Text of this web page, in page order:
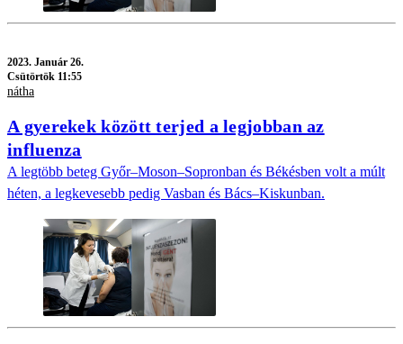
2023. Január 26.
Csütörtök 11:55
nátha
A gyerekek között terjed a legjobban az
influenza
A legtöbb beteg Győr–Moson–Sopronban és Békésben volt a múlt
héten, a legkevesebb pedig Vasban és Bács–Kiskunban.